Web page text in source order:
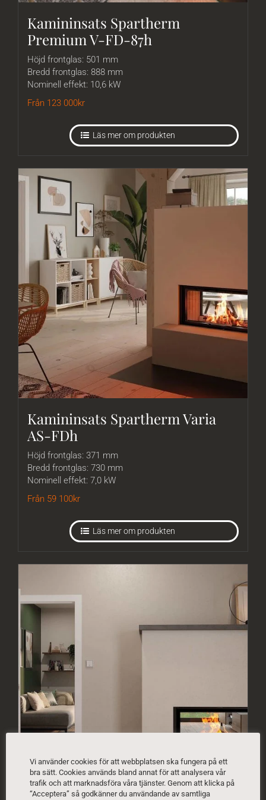
Kamininsats Spartherm
Premium V-FD-87h
Höjd frontglas: 501 mm
Bredd frontglas: 888 mm
Nominell effekt: 10,6 kW
Från 123 000kr
Läs mer om produkten
Kamininsats Spartherm Varia
AS-FDh
Höjd frontglas: 371 mm
Bredd frontglas: 730 mm
Nominell effekt: 7,0 kW
Från 59 100kr
Läs mer om produkten
Vi använder cookies för att webbplatsen ska fungera på ett
bra sätt. Cookies används bland annat för att analysera vår
trafik och att marknadsföra våra tjänster. Genom att klicka på
“Acceptera” så godkänner du användande av samtliga